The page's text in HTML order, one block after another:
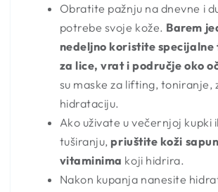
Obratite pažnju na dnevne i
potrebe svoje kože. Barem
nedeljno koristite specijalne
za lice, vrat i područje oko
su maske za lifting, toniranje,
hidrataciju.
Ako uživate u večernjoj kupki
tuširanju, priuštite koži
vitaminima koji hidrira.
Nakon kupanja nanesite